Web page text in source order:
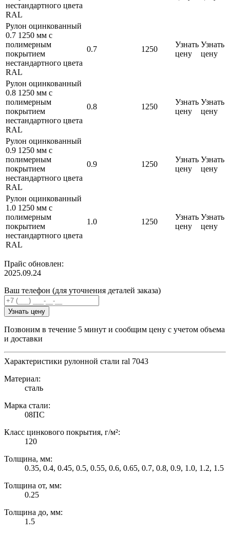
нестандартного цвета
RAL
Рулон оцинкованный
0.7 1250 мм с
полимерным
покрытием
нестандартного цвета
RAL
0.7 1250
Узнать
цену
Узнать
цену
Рулон оцинкованный
0.8 1250 мм с
полимерным
покрытием
нестандартного цвета
RAL
0.8 1250
Узнать
цену
Узнать
цену
Рулон оцинкованный
0.9 1250 мм с
полимерным
покрытием
нестандартного цвета
RAL
0.9 1250
Узнать
цену
Узнать
цену
Рулон оцинкованный
1.0 1250 мм с
полимерным
покрытием
нестандартного цвета
RAL
1.0 1250
Узнать
цену
Узнать
цену
Прайс обновлен:
2025.09.24
Ваш телефон (для уточнения деталей заказа)
Узнать цену
Позвоним в течение 5 минут и сообщим цену с учетом объема
и доставки
Характеристики рулонной стали ral 7043
Материал:
сталь
Марка стали:
08ПС
Класс цинкового покрытия, г/м²:
120
Толщина, мм:
0.35, 0.4, 0.45, 0.5, 0.55, 0.6, 0.65, 0.7, 0.8, 0.9, 1.0, 1.2, 1.5
Толщина от, мм:
0.25
Толщина до, мм:
1.5